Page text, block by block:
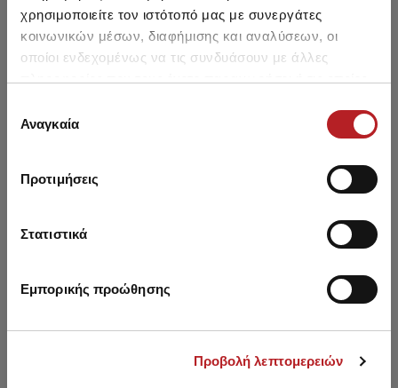
χρησιμοποιείτε τον ιστότοπό μας με συνεργάτες
κοινωνικών μέσων, διαφήμισης και αναλύσεων, οι
οποίοι ενδεχομένως να τις συνδυάσουν με άλλες
των υπηρεσιών τους.
συγκατάθεσης
Αναγκαία
Προτιμήσεις
Στατιστικά
Εμπορικής προώθησης
Προβολή λεπτομερειών
HOT OFFER